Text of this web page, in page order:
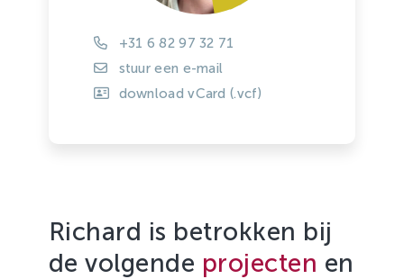
+31 6 82 97 32 71
stuur een e-mail
download vCard (.vcf)
Richard is betrokken bij
de volgende projecten en